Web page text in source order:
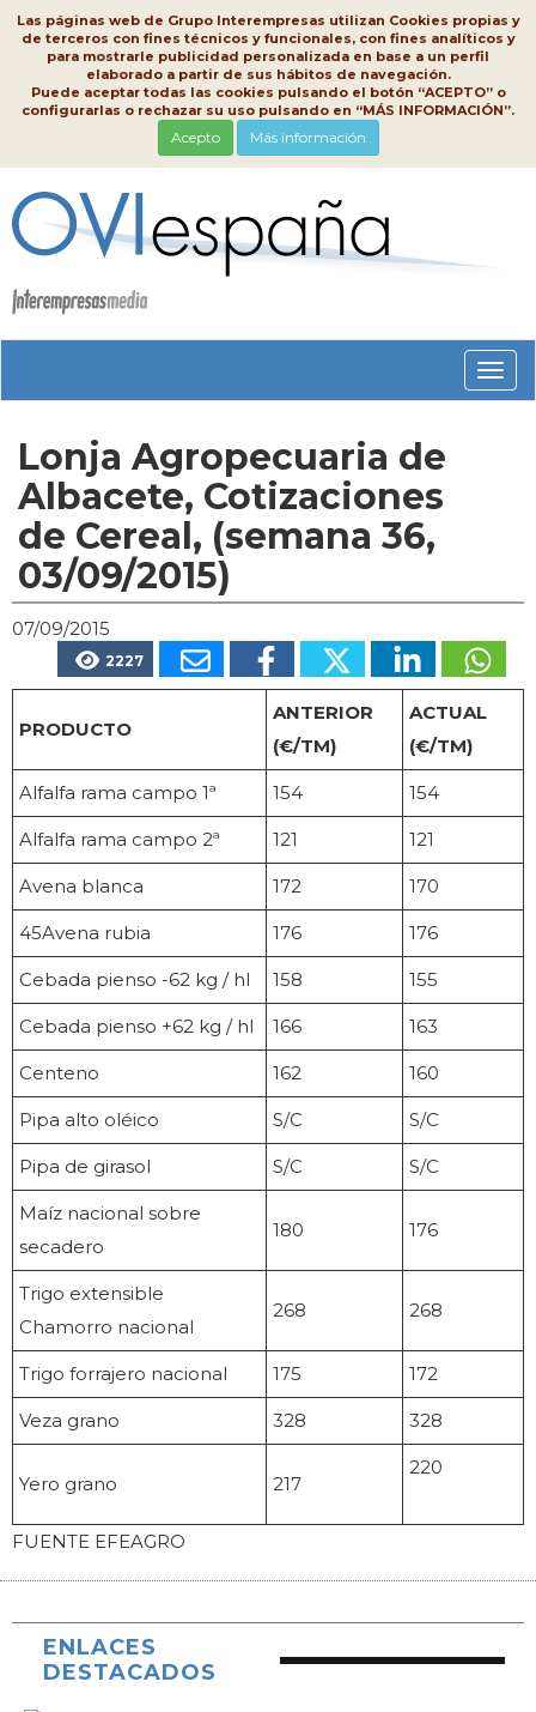
Las páginas web de Grupo Interempresas utilizan Cookies propias y
de terceros con fines técnicos y funcionales, con fines analíticos y
para mostrarle publicidad personalizada en base a un perfil
elaborado a partir de sus hábitos de navegación.
Puede aceptar todas las cookies pulsando el botón “ACEPTO” o
configurarlas o rechazar su uso pulsando en “MÁS INFORMACIÓN”.
Acepto Más información
Lonja Agropecuaria de
Albacete, Cotizaciones
de Cereal, (semana 36,
03/09/2015)
07/09/2015
2227
PRODUCTO
ANTERIOR
(€/TM)
ACTUAL
(€/TM)
Alfalfa rama campo 1ª 154 154
Alfalfa rama campo 2ª 121 121
Avena blanca 172 170
45Avena rubia 176 176
Cebada pienso -62 kg / hl 158 155
Cebada pienso +62 kg / hl 166 163
Centeno 162 160
Pipa alto oléico S/C S/C
Pipa de girasol S/C S/C
Maíz nacional sobre
secadero
180 176
Trigo extensible
Chamorro nacional
268 268
Trigo forrajero nacional 175 172
Veza grano 328 328
Yero grano 217
220
FUENTE EFEAGRO
ENLACES
DESTACADOS